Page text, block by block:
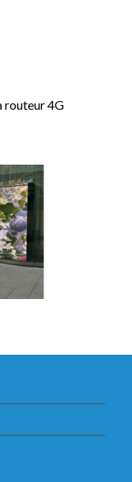
routeur 4G